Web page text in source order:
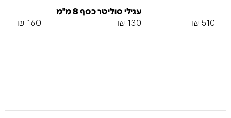
₪ 510
עגילי סוליטר כסף 8 מ"מ
₪ 130
–
₪ 160